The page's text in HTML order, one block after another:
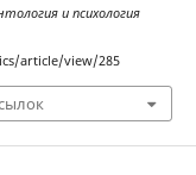
и психология
article/view/285